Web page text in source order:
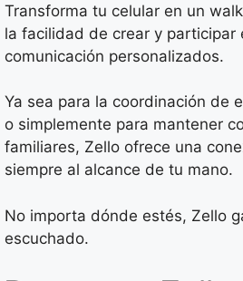
Transforma tu celular en un
la facilidad de crear y participar
comunicación personalizados.
Ya sea para la coordinación de
o simplemente para mantener
familiares, Zello ofrece una
siempre al alcance de tu mano.
No importa dónde estés, Zello
escuchado.